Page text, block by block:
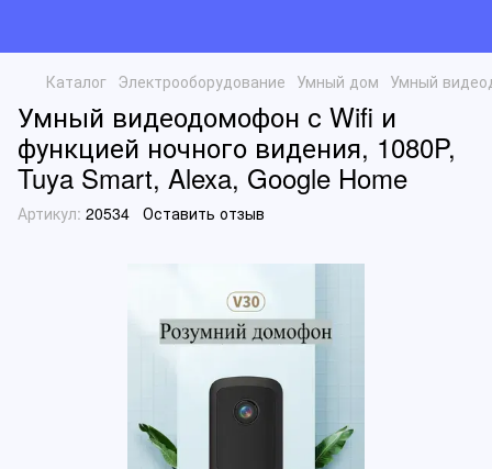
Каталог Электрооборудование Умный дом Умный
Умный видеодомофон с Wifi и
функцией ночного видения, 1080P,
Tuya Smart, Alexa, Google Home
Артикул: 20534 Оставить отзыв